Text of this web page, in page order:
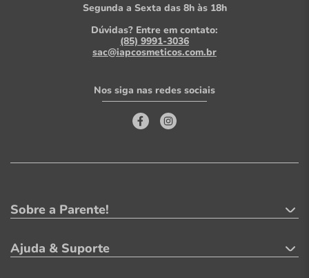
Segunda a Sexta das 8h às 18h
Dúvidas? Entre em contato:
(85) 9991-3036
sac@iapcosmeticos.com.br
Nos siga nas redes sociais
Sobre a Parente!
Ajuda & Suporte